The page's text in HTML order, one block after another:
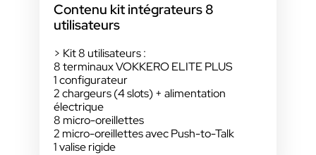
Contenu kit intégrateurs 8
utilisateurs
> Kit 8 utilisateurs :
8 terminaux VOKKERO ELITE PLUS
1 configurateur
2 chargeurs (4 slots) + alimentation
électrique
8 micro-oreillettes
2 micro-oreillettes avec Push-to-Talk
1 valise rigide